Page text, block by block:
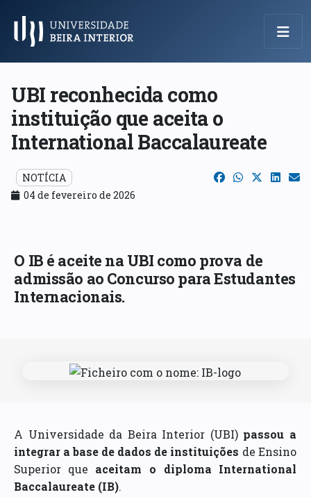
Menu Principal
UBI reconhecida como
instituição que aceita o
International Baccalaureate
NOTÍCIA
04 de fevereiro de 2026
O IB é aceite na UBI como prova de
admissão ao Concurso para Estudantes
Internacionais.
A Universidade da Beira Interior (UBI) passou a
integrar a base de dados de instituições de Ensino
Superior que aceitam o diploma International
Baccalaureate (IB).